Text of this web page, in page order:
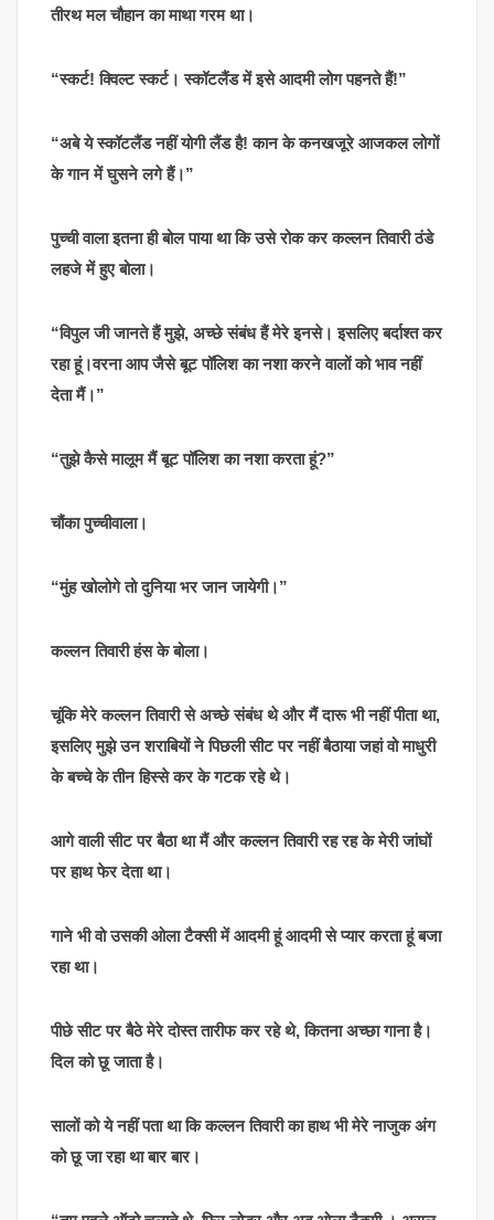
तीरथ मल चौहान का माथा गरम था।
“स्कर्ट! क्विल्ट स्कर्ट। स्कॉटलैंड में इसे आदमी लोग पहनते हैं!”
“अबे ये स्कॉटलैंड नहीं योगी लैंड है! कान के कनखजूरे आजकल लोगों
के गान में घुसने लगे हैं।”
पुच्ची वाला इतना ही बोल पाया था कि उसे रोक कर कल्लन तिवारी ठंडे
लहजे में हुए बोला।
“विपुल जी जानते हैं मुझे, अच्छे संबंध हैं मेरे इनसे। इसलिए बर्दाश्त कर
रहा हूं।वरना आप जैसे बूट पॉलिश का नशा करने वालों को भाव नहीं
देता मैं।”
“तुझे कैसे मालूम मैं बूट पॉलिश का नशा करता हूं?”
चौंका पुच्चीवाला।
“मुंह खोलोगे तो दुनिया भर जान जायेगी।”
कल्लन तिवारी हंस के बोला।
चूंकि मेरे कल्लन तिवारी से अच्छे संबंध थे और मैं दारू भी नहीं पीता था,
इसलिए मुझे उन शराबियों ने पिछली सीट पर नहीं बैठाया जहां वो माधुरी
के बच्चे के तीन हिस्से कर के गटक रहे थे।
आगे वाली सीट पर बैठा था मैं और कल्लन तिवारी रह रह के मेरी जांघों
पर हाथ फेर देता था।
गाने भी वो उसकी ओला टैक्सी में आदमी हूं आदमी से प्यार करता हूं बजा
रहा था।
पीछे सीट पर बैठे मेरे दोस्त तारीफ कर रहे थे, कितना अच्छा गाना है।
दिल को छू जाता है।
सालों को ये नहीं पता था कि कल्लन तिवारी का हाथ भी मेरे नाजुक अंग
को छू जा रहा था बार बार।